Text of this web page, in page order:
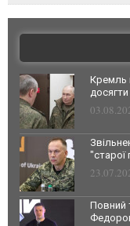
Кремль
"старої
Повний